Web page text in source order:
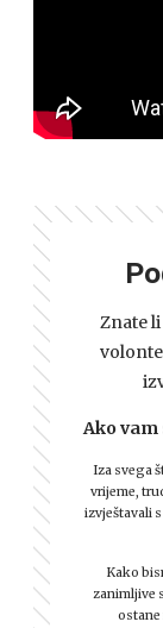
Znate
Ako
Iza svega
vrijeme,
izvještavali
Kako
zanimljive
ostane